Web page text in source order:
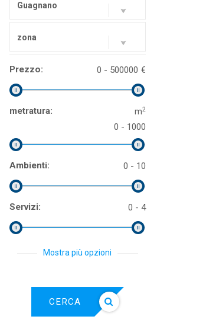
Guagnano
zona
Prezzo: €
0 - 500000
metratura: m2
0 - 1000
Ambienti: 0 - 10
Servizi: 0 - 4
Mostra più opzioni
CERCA